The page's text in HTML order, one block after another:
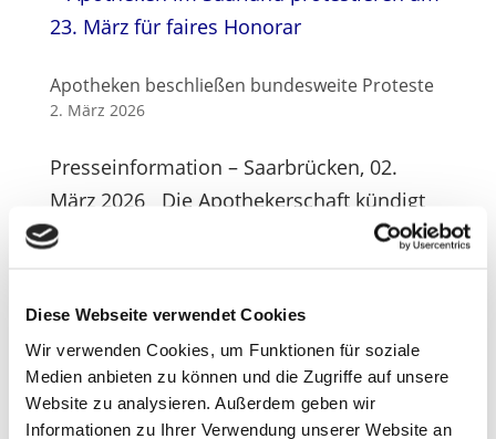
Diese Webseite verwendet Cookies
Wir verwenden Cookies, um Funktionen für soziale
Medien anbieten zu können und die Zugriffe auf unsere
Website zu analysieren. Außerdem geben wir
Informationen zu Ihrer Verwendung unserer Website an
Apotheken beschließen bundesweite Proteste
2. März 2026
Presseinformation – Saarbrücken, 02.
März 2026 Die Apothekerschaft kündigt
weitere bundesweite Protestmaßnahmen
Bundesvereinigung Deutscher
Apothekerverbände...